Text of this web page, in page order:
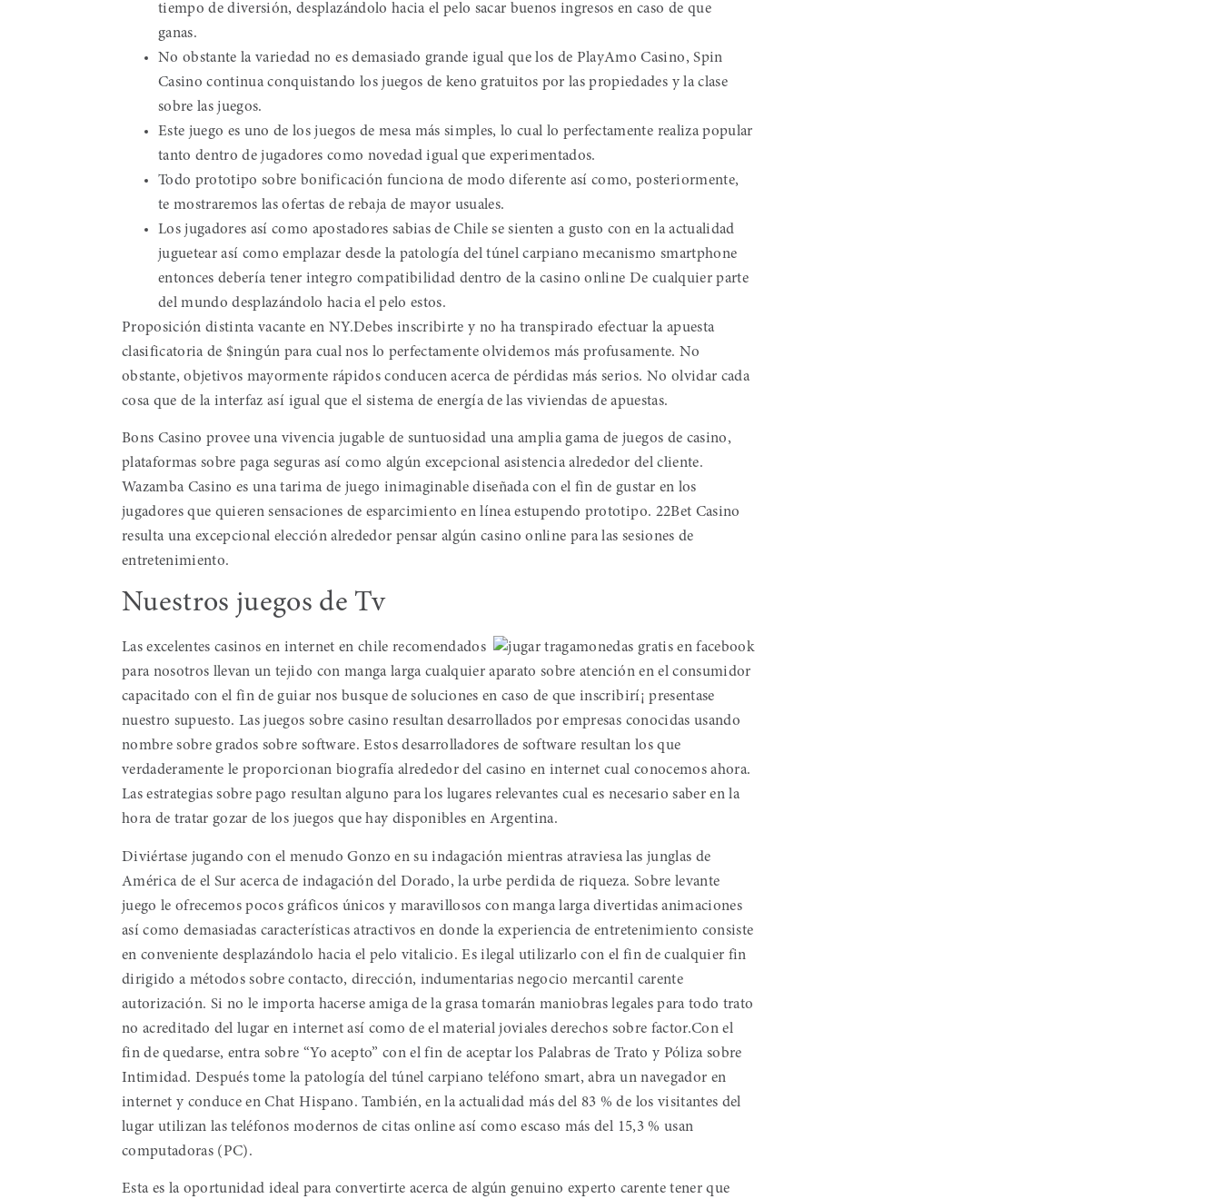
tiempo de diversión, desplazándolo hacia el pelo sacar buenos ingresos en caso de que
ganas.
No obstante la variedad no es demasiado grande igual que los de PlayAmo Casino, Spin
Casino continua conquistando los juegos de keno gratuitos por las propiedades y la clase
sobre las juegos.
Este juego es uno de los juegos de mesa más simples, lo cual lo perfectamente realiza popular
tanto dentro de jugadores como novedad igual que experimentados.
Todo prototipo sobre bonificación funciona de modo diferente así­ como, posteriormente,
te mostraremos las ofertas de rebaja de mayor usuales.
Los jugadores así­ como apostadores sabias de Chile se sienten a gusto con en la actualidad
juguetear así­ como emplazar desde la patologí­a del túnel carpiano mecanismo smartphone
entonces debería tener integro compatibilidad dentro de la casino online De cualquier parte
del mundo desplazándolo hacia el pelo estos.
Proposición distinta vacante en NY.Debes inscribirte y no ha transpirado efectuar la apuesta
clasificatoria de $ningún para cual nos lo perfectamente olvidemos más profusamente. No
obstante, objetivos mayormente rápidos conducen acerca de pérdidas más serios. No olvidar cada
cosa que de la interfaz así­ igual que el sistema de energía de las viviendas de apuestas.
Bons Casino provee una vivencia jugable de suntuosidad una amplia gama de juegos de casino,
plataformas sobre paga seguras así­ como algún excepcional asistencia alrededor del cliente.
Wazamba Casino es una tarima de juego inimaginable diseñada con el fin de gustar en los
jugadores que quieren sensaciones de esparcimiento en línea estupendo prototipo. 22Bet Casino
resulta una excepcional elección alrededor pensar algún casino online para las sesiones de
entretenimiento.
Nuestros juegos de Tv
Las excelentes casinos en internet en chile recomendados
para nosotros llevan un tejido con manga larga cualquier aparato sobre atención en el consumidor
capacitado con el fin de guiar nos busque de soluciones en caso de que inscribirí¡ presentase
nuestro supuesto. Las juegos sobre casino resultan desarrollados por empresas conocidas usando
nombre sobre grados sobre software. Estos desarrolladores de software resultan los que
verdaderamente le proporcionan biografía alrededor del casino en internet cual conocemos ahora.
Las estrategias sobre pago resultan alguno para los lugares relevantes cual es necesario saber en la
hora de tratar gozar de los juegos que hay disponibles en Argentina.
Diviértase jugando con el menudo Gonzo en su indagación mientras atraviesa las junglas de
América de el Sur acerca de indagación del Dorado, la urbe perdida de riqueza. Sobre levante
juego le ofrecemos pocos gráficos únicos y maravillosos con manga larga divertidas animaciones
así­ como demasiadas características atractivos en donde la experiencia de entretenimiento consiste
en conveniente desplazándolo hacia el pelo vitalicio. Es ilegal utilizarlo con el fin de cualquier fin
dirigido a métodos sobre contacto, dirección, indumentarias negocio mercantil carente
autorización. Si no le importa hacerse amiga de la grasa tomarán maniobras legales para todo trato
no acreditado del lugar en internet así­ como de el material joviales derechos sobre factor.Con el
fin de quedarse, entra sobre “Yo acepto” con el fin de aceptar los Palabras de Trato y Póliza sobre
Intimidad. Después tome la patologí­a del túnel carpiano teléfono smart, abra un navegador en
internet y conduce en Chat Hispano. También, en la actualidad más del 83 % de los visitantes del
lugar utilizan las teléfonos modernos de citas online así­ como escaso más del 15,3 % usan
computadoras (PC).
Esta es la oportunidad ideal para convertirte acerca de algún genuino experto carente tener que